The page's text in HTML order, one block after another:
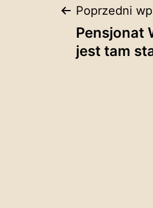
wpisu
Poprzedni
Pensjonat
jest tam